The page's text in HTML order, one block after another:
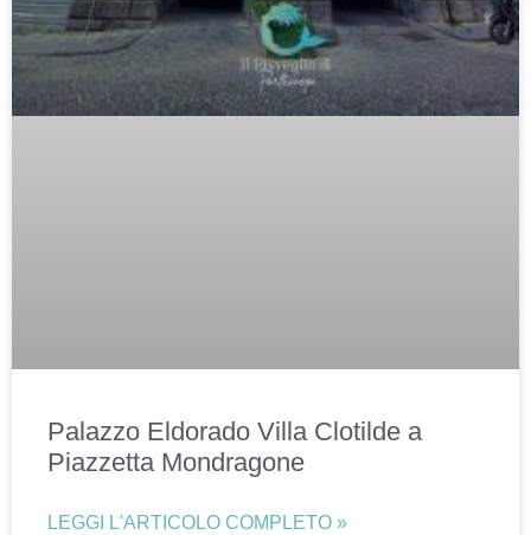
Palazzo Eldorado Villa Clotilde a
Piazzetta Mondragone
LEGGI L'ARTICOLO COMPLETO »